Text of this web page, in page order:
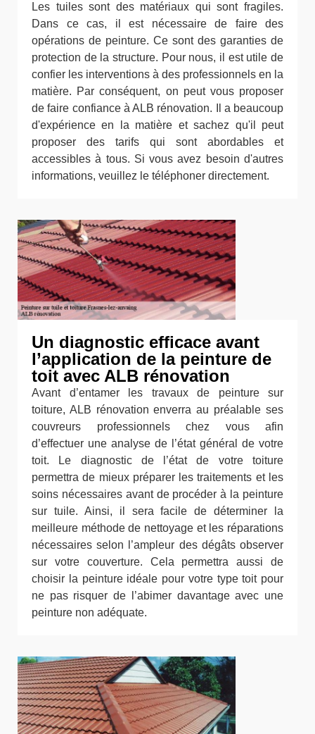
Les tuiles sont des matériaux qui sont fragiles.
Dans ce cas, il est nécessaire de faire des
opérations de peinture. Ce sont des garanties de
protection de la structure. Pour nous, il est utile de
confier les interventions à des professionnels en la
matière. Par conséquent, on peut vous proposer
de faire confiance à ALB rénovation. Il a beaucoup
d'expérience en la matière et sachez qu'il peut
proposer des tarifs qui sont abordables et
accessibles à tous. Si vous avez besoin d'autres
informations, veuillez le téléphoner directement.
Un diagnostic efficace avant
l’application de la peinture de
toit avec ALB rénovation
Avant d’entamer les travaux de peinture sur
toiture, ALB rénovation enverra au préalable ses
couvreurs professionnels chez vous afin
d’effectuer une analyse de l’état général de votre
toit. Le diagnostic de l’état de votre toiture
permettra de mieux préparer les traitements et les
soins nécessaires avant de procéder à la peinture
sur tuile. Ainsi, il sera facile de déterminer la
meilleure méthode de nettoyage et les réparations
nécessaires selon l’ampleur des dégâts observer
sur votre couverture. Cela permettra aussi de
choisir la peinture idéale pour votre type toit pour
ne pas risquer de l’abimer davantage avec une
peinture non adéquate.